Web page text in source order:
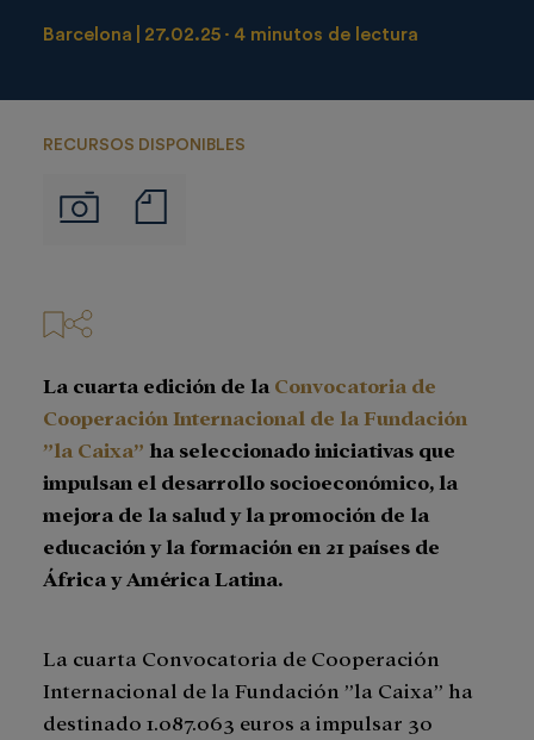
Barcelona 27.02.25 4 minutos de lectura
RECURSOS DISPONIBLES
Imágenes
de
La cuarta edición de la Convocatoria de
Cooperación Internacional de la Fundación
”la Caixa” ha seleccionado iniciativas que
impulsan el desarrollo socioeconómico, la
mejora de la salud y la promoción de la
educación y la formación en 21 países de
África y América Latina.
La cuarta Convocatoria de Cooperación
Internacional de la Fundación ”la Caixa” ha
destinado 1.087.063 euros a impulsar 30